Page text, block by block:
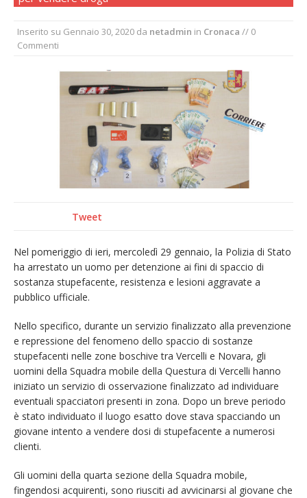
Piscina ex Enal non balneabile dopo i controlli
provvisoria»
La Pro verso l’avvio della Stagione
Dieci anni fa l’ingresso a Vercelli
dell’arcivescovo mons. Marco Arnolfo
Inserito su Gennaio 30, 2020 da netadmin in Cronaca // 0
Commenti
Tweet
Nel pomeriggio di ieri, mercoledì 29 gennaio, la Polizia di Stato
ha arrestato un uomo per detenzione ai fini di spaccio di
sostanza stupefacente, resistenza e lesioni aggravate a
pubblico ufficiale.
Nello specifico, durante un servizio finalizzato alla prevenzione
e repressione del fenomeno dello spaccio di sostanze
stupefacenti nelle zone boschive tra Vercelli e Novara, gli
uomini della Squadra mobile della Questura di Vercelli hanno
iniziato un servizio di osservazione finalizzato ad individuare
eventuali spacciatori presenti in zona. Dopo un breve periodo
è stato individuato il luogo esatto dove stava spacciando un
giovane intento a vendere dosi di stupefacente a numerosi
clienti.
Gli uomini della quarta sezione della Squadra mobile,
fingendosi acquirenti, sono riusciti ad avvicinarsi al giovane che